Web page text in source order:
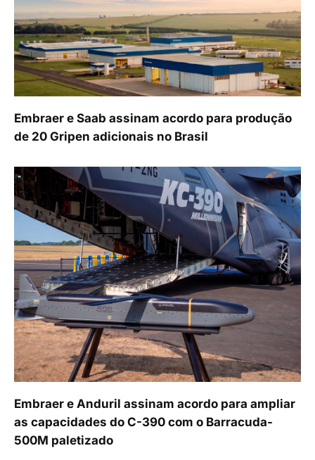
Embraer e Saab assinam acordo para produção
de 20 Gripen adicionais no Brasil
Embraer e Anduril assinam acordo para ampliar
as capacidades do C-390 com o Barracuda-
500M paletizado